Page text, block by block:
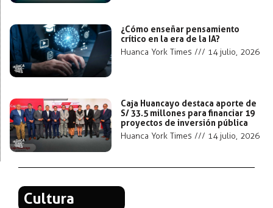
¿Cómo enseñar pensamiento
crítico en la era de la IA?
Huanca York Times
14 julio, 2026
Caja Huancayo destaca aporte de
S/ 33.5 millones para financiar 19
proyectos de inversión pública
Huanca York Times
14 julio, 2026
Cultura